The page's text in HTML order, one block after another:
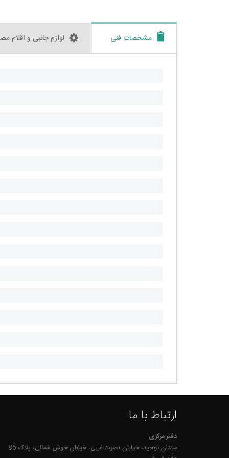
مشخصات فنی لوازم جانبی و اقلام
ارتباط با ما
دفتر مرکزی
میدان توحید، خیابان نصرت غربی، خیابان خوش شمالی، پلاک 86